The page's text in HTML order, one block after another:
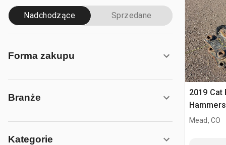
Nadchodzące Sprzedane
Forma zakupu
Branże
Kategorie
2019 Cat
Mead, CO